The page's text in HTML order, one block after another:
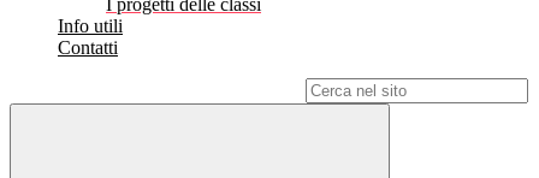
I progetti delle classi
Info utili
Contatti